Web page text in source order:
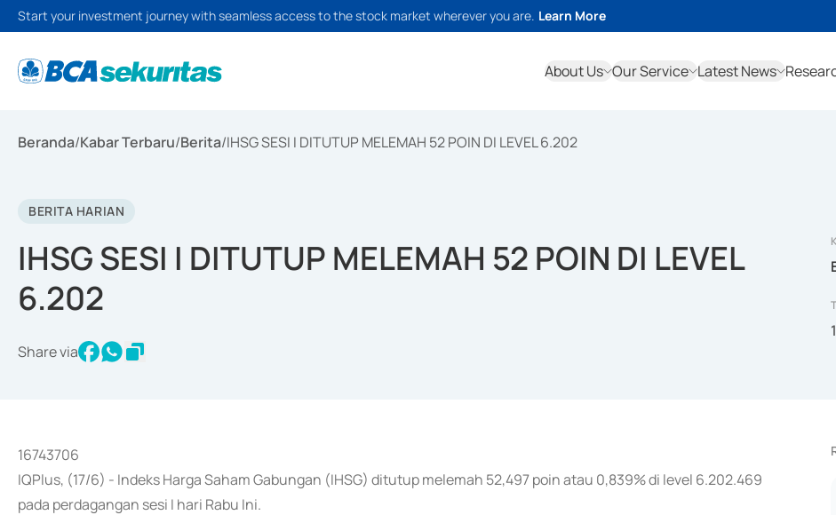
Start your investment journey with seamless access to the stock market wherever you are. Learn More
About Us Our Service Latest News
Beranda/Kabar Terbaru/Berita/IHSG SESI I DITUTUP MELEMAH 52 POIN DI LEVEL 6.202
BERITA HARIAN
IHSG SESI I DITUTUP MELEMAH 52 POIN DI LEVEL
6.202
Share via
16743706
IQPlus, (17/6) - Indeks Harga Saham Gabungan (IHSG) ditutup melemah 52,497 poin atau 0,839% di level 6.202.469
pada perdagangan sesi I hari Rabu Ini.